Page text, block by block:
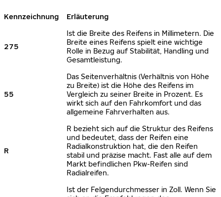
Kennzeichnung Erläuterung
275
Ist die Breite des Reifens in Millimetern. Die
Breite eines Reifens spielt eine wichtige
Rolle in Bezug auf Stabilität, Handling und
Gesamtleistung.
55
Das Seitenverhältnis (Verhältnis von Höhe
zu Breite) ist die Höhe des Reifens im
Vergleich zu seiner Breite in Prozent. Es
wirkt sich auf den Fahrkomfort und das
allgemeine Fahrverhalten aus.
R
R bezieht sich auf die Struktur des Reifens
und bedeutet, dass der Reifen eine
Radialkonstruktion hat, die den Reifen
stabil und präzise macht. Fast alle auf dem
Markt befindlichen Pkw-Reifen sind
Radialreifen.
Ist der Felgendurchmesser in Zoll. Wenn Sie